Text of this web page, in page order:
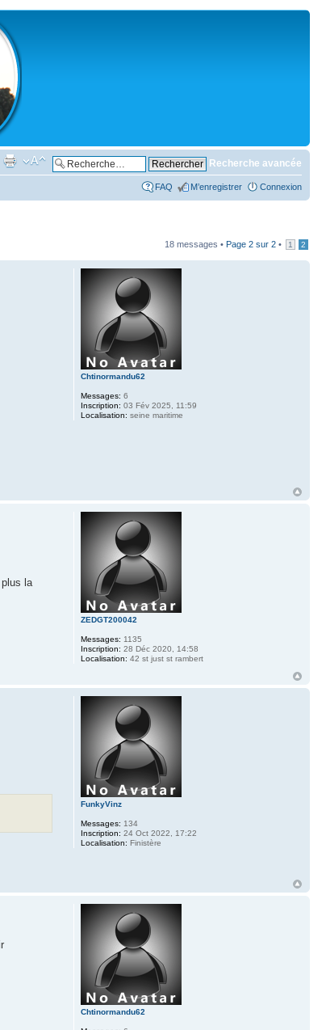
Recherche avancée
FAQ M’enregistrer Connexion
18 messages • Page 2 sur 2 • 1 2
Chtinormandu62
Messages: 6
Inscription: 03 Fév 2025, 11:59
Localisation: seine maritime
la
ZEDGT200042
Messages: 1135
Inscription: 28 Déc 2020, 14:58
Localisation: 42 st just st rambert
FunkyVinz
Messages: 134
Inscription: 24 Oct 2022, 17:22
Localisation: Finistère
Chtinormandu62